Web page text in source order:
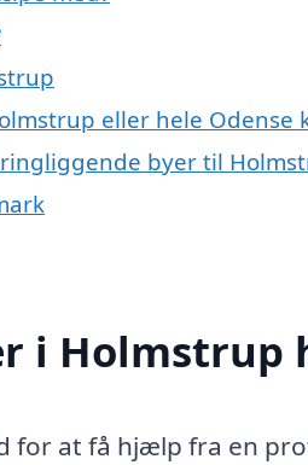
eller hele Odense
byer til
i Holmstrup
for at få hjælp fra en